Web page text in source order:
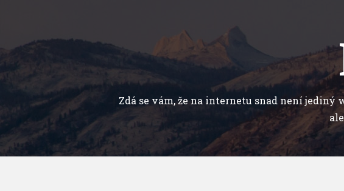
obsahu
Zdá se vám, že na internetu snad není